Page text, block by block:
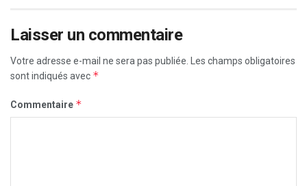
Laisser un commentaire
Votre adresse e-mail ne sera pas publiée. Les champs obligatoires
sont indiqués avec *
Commentaire *